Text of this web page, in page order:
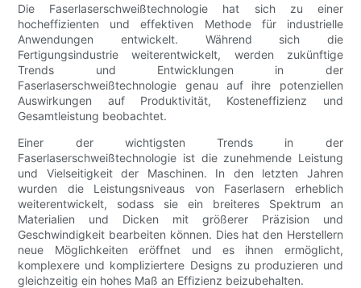
Die Faserlaserschweißtechnologie hat sich zu einer
hocheffizienten und effektiven Methode für industrielle
Anwendungen entwickelt. Während sich die
Fertigungsindustrie weiterentwickelt, werden zukünftige
Trends und Entwicklungen in der
Faserlaserschweißtechnologie genau auf ihre potenziellen
Auswirkungen auf Produktivität, Kosteneffizienz und
Gesamtleistung beobachtet.
Einer der wichtigsten Trends in der
Faserlaserschweißtechnologie ist die zunehmende Leistung
und Vielseitigkeit der Maschinen. In den letzten Jahren
wurden die Leistungsniveaus von Faserlasern erheblich
weiterentwickelt, sodass sie ein breiteres Spektrum an
Materialien und Dicken mit größerer Präzision und
Geschwindigkeit bearbeiten können. Dies hat den Herstellern
neue Möglichkeiten eröffnet und es ihnen ermöglicht,
komplexere und kompliziertere Designs zu produzieren und
gleichzeitig ein hohes Maß an Effizienz beizubehalten.